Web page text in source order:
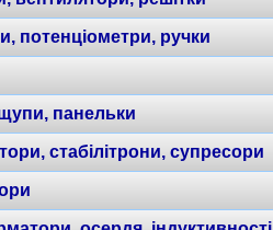
потенціометри, ручки
панельки
стабілітрони, супресори